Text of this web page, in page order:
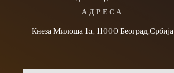
АДРЕСА
Kнеза Милоша 1a, 11000 Београд,Србија